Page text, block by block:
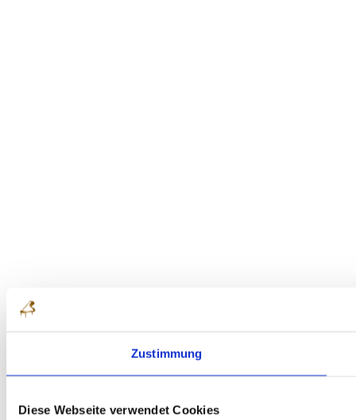
Zustimmung
Diese Webseite verwendet Cookies